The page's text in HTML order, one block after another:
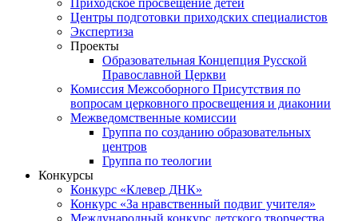
Приходское просвещение детей
Центры подготовки приходских специалистов
Экспертиза
Проекты
Образовательная Концепция Русской
Православной Церкви
Комиссия Межсоборного Присутствия по
вопросам церковного просвещения и диаконии
Межведомственные комиссии
Группа по созданию образовательных
центров
Группа по теологии
Конкурсы
Конкурс «Клевер ДНК»
Конкурс «За нравственный подвиг учителя»
Международный конкурс детского творчества